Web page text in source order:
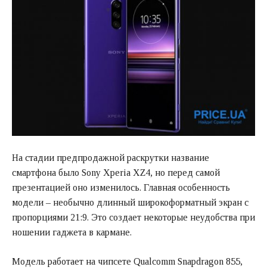
На стадии предпродажной раскрутки название
смартфона было Sony Xperia XZ4, но перед самой
презентацией оно изменилось. Главная особенность
модели – необычно длинный широкоформатный экран с
пропорциями 21:9. Это создает некоторые неудобства при
ношении гаджета в кармане.
Модель работает на чипсете Qualcomm Snapdragon 855,